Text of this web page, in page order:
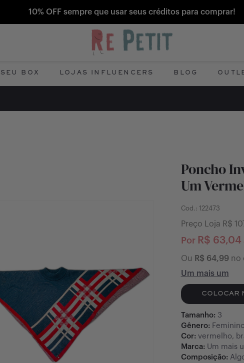
10% OFF sempre que usar seus créditos para comprar!
BOX LOJAS INFLUENCERS BLOG
Poncho
Um
Cod.: 122473
Preço Loja R$
Por R$ 63,04
Ou R$ 64,99no
Um mais um
COLOCAR
Tamanho: 3
Gênero: Feminino
Cor: vermelho,
Marca: Um mais
Composição: